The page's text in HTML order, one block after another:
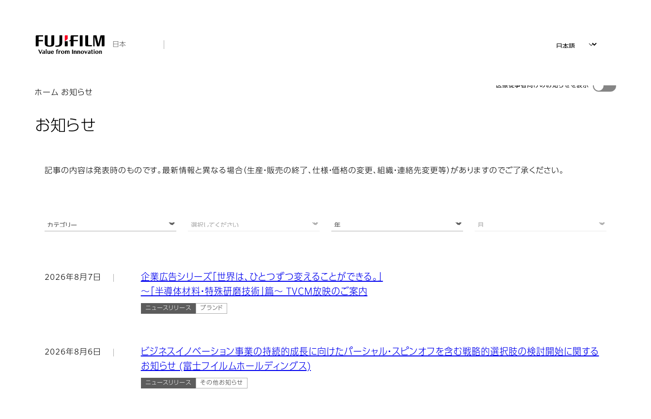
日本
ホーム お知らせ
お知らせ
医療従事者向けのお知らせを表示
記事の内容は発表時のものです。最新情報と異なる場合（生産・販売の終了、仕様・価格の変更、組織・連絡先変更等）がありますのでご了承ください。
2026年8月7日
企業広告シリーズ「世界は、ひとつずつ変えることができる。」
～「半導体材料・特殊研磨技術」篇～ TVCM放映のご案内
ニュースリリース ブランド
2026年8月6日
ビジネスイノベーション事業の持続的成長に向けたパーシャル・スピンオフを含む戦略的選択肢の検討開始に関する
お知らせ (富士フイルムホールディングス)
ニュースリリース その他お知らせ